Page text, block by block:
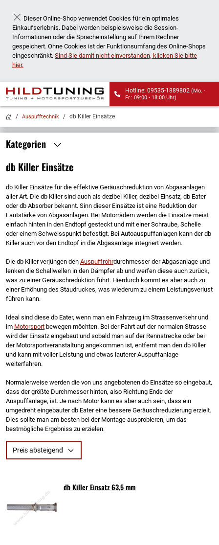
Schließen
Dieser Online-Shop verwendet Cookies für ein optimales
Einkaufserlebnis. Dabei werden beispielsweise die Session-
Informationen oder die Spracheinstellung auf Ihrem Rechner
gespeichert. Ohne Cookies ist der Funktionsumfang des Online-Shops
eingeschränkt. Sind Sie damit nicht einverstanden, klicken Sie bitte
hier.
Hotline: 09535-1889802(Mo. -
Fr.: 09:00 - 18:00 Uhr)
Auspufftechnik db Killer Einsätze
Kategorien
db Killer Einsätze
db Killer Einsätze für die effektive Geräuschreduktion von Abgasanlagen
aller Art. Die db Killer sind auch als dezibel Killer, dezibel Einsatz, db Eater
oder db Absorber bekannt. Sinn dieser Einsätze ist eine Reduktion der
Lautstärke von Abgasanlagen. Bei Motorrädern werden die Einsätze meist
einfach hinten in den Endtopf gesteckt und mit einer Schraube, Schelle
oder einem Schweisspunkt befestigt. Bei Autoauspuffanlagen kann der db
Killer auch vor den Endtopf in die Abgasanlage integriert werden.
Die db Killer verjüngen den Auspuffrohrdurchmesser der Abgasanlage und
lenken die Schallwellen in den Dämpfer ab und werfen diese auch zurück,
was zu einer Geräuschreduktion führt. Hierdurch kommt es aber auch zu
einer Erhöhung des Staudruckes, was wiederum zu einem Leistungsverlust
führen kann.
Ideal sind diese db Eater, wenn man ein Fahrzeug im Strassenverkehr und
im Motorsport bewegen möchten. Bei der Fahrt auf der normalen Strasse
wird der Einsatz eingebaut und sobald man auf der Rennstrecke oder bei
der Motorsportveranstaltung angekommen ist, entfernt man den db Killer
und kann mit voller Leistung und etwas lauterer Auspuffanlage
weiterfahren.
Normalerweise werden die von uns angebotenen db Einsätze so eingebaut,
dass der größte Durchmesser hinten, also Richtung Ende der
Auspuffanlage, ist. Je nach Motor kann es aber auch sein, dass ein
umgedreht eingebauter db Eater eine bessere Geräuschreduzierung erzielt.
Dies sollte man am besten bei der Montage ausprobieren, um das
bestmögliche Ergebniss zu erzielen.
Preis absteigend
db Killer Einsatz 63,5 mm